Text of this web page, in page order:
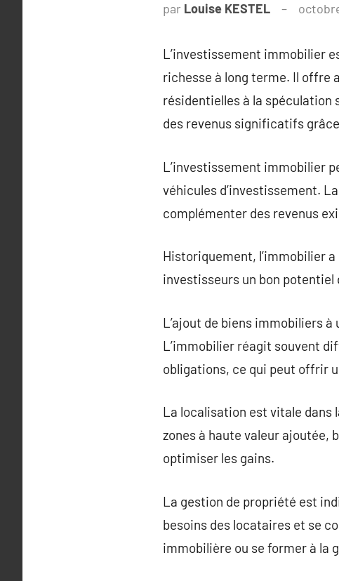
par Louise KESTEL
L’investissement immobilier
richesse à long terme. Il offre
résidentielles à la spéculation
des revenus significatifs
L’investissement immobilier
véhicules d’investissement.
complémenter des revenus
Historiquement, l’immobilier
investisseurs un bon
L’ajout de biens immobiliers
L’immobilier réagit souvent
obligations, ce qui peut offrir
La localisation est vitale dans
zones à haute valeur
optimiser les gains.
La gestion de propriété est
besoins des locataires et se
immobilière ou se former à la